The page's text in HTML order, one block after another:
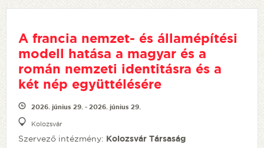
A francia nemzet- és államépítési
modell hatása a magyar és a
román nemzeti identitásra és a
két nép együttélésére
2026. június 29. - 2026. június 29.
Kolozsvár
Szervező intézmény: Kolozsvár Társaság